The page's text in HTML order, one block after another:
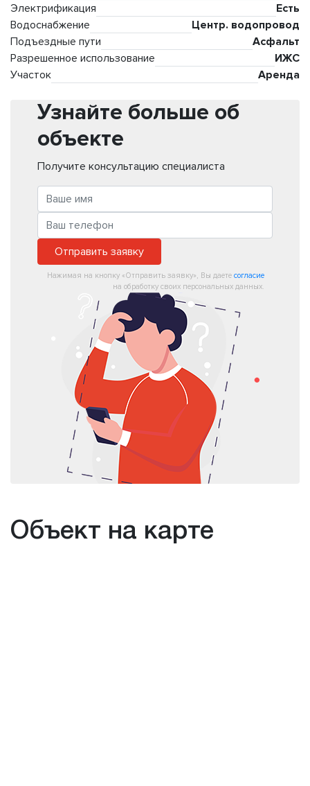
Электрификация
Есть
Водоснабжение
Центр. водопровод
Подъездные пути
Асфальт
Разрешенное использование
ИЖС
Участок
Аренда
Узнайте больше об
объекте
Получите консультацию специалиста
Отправить заявку
Нажимая на кнопку «Отправить заявку», Вы даете согласие
на обработку своих персональных данных.
Объект на карте